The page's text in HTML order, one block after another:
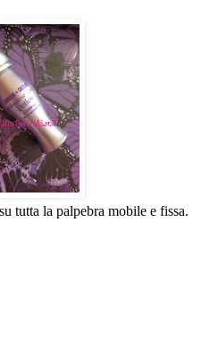
tutta la palpebra mobile e fissa.